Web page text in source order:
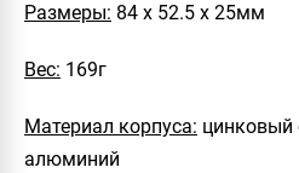
Размеры: 84 х 52.5 х 25мм
Вес: 169г
Материал корпуса: цинковый
алюминий